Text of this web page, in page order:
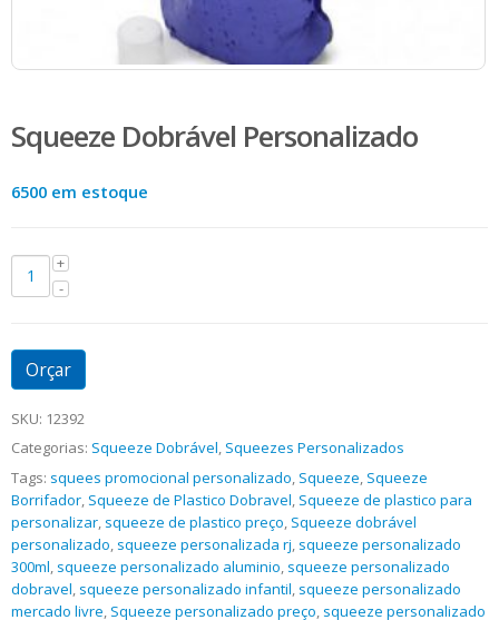
Squeeze Dobrável Personalizado
6500 em estoque
Orçar
SKU: 12392
Categorias: Squeeze Dobrável, Squeezes Personalizados
Tags: squees promocional personalizado, Squeeze, Squeeze
Borrifador, Squeeze de Plastico Dobravel, Squeeze de plastico para
personalizar, squeeze de plastico preço, Squeeze dobrável
personalizado, squeeze personalizada rj, squeeze personalizado
300ml, squeeze personalizado aluminio, squeeze personalizado
dobravel, squeeze personalizado infantil, squeeze personalizado
mercado livre, Squeeze personalizado preço, squeeze personalizado